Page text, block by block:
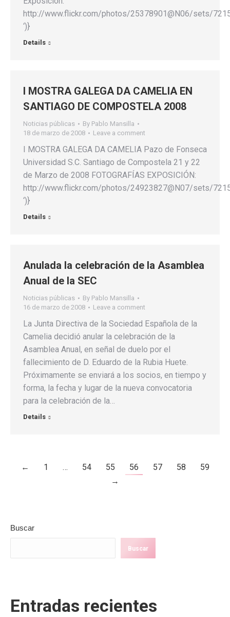
http://www.flickr.com/photos/25378901@N06/sets/
‘)}
Details
I MOSTRA GALEGA DA CAMELIA EN
SANTIAGO DE COMPOSTELA 2008
Noticias públicas By Pablo Mansilla
18 de marzo de 2008
Leave a comment
I MOSTRA GALEGA DA CAMELIA Pazo de Fonseca
Universidad S.C. Santiago de Compostela 21 y 22
de Marzo de 2008 FOTOGRAFÍAS EXPOSICIÓN:
http://www.flickr.com/photos/24923827@N07/sets/
‘)}
Details
Anulada la celebración de la Asamblea
Anual de la SEC
Noticias públicas By Pablo Mansilla
16 de marzo de 2008
Leave a comment
La Junta Directiva de la Sociedad Española de la
Camelia decidió anular la celebración de la
Asamblea Anual, en señal de duelo por el
fallecimiento de D. Eduardo de la Rubia Huete.
Próximamente se enviará a los socios, en tiempo y
forma, la fecha y lugar de la nueva convocatoria
para la celebración de la…
Details
← 1 … 54 55 56 57 58
59
→
Buscar
Buscar
Entradas recientes